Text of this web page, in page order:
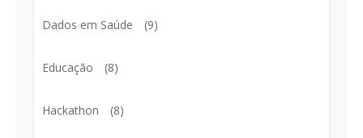
Dados em Saúde (9)
Educação (8)
Hackathon (8)